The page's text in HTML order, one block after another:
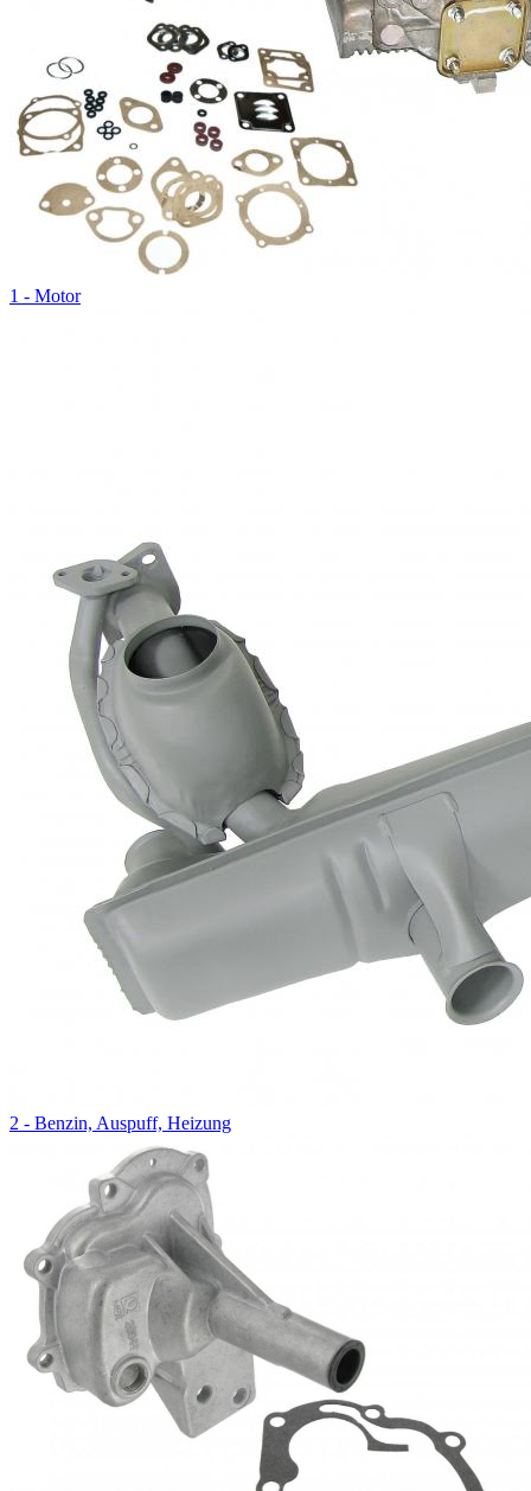
1 - Motor
2 - Benzin, Auspuff, Heizung